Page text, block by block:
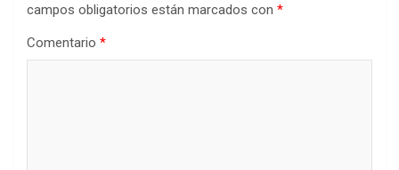
campos obligatorios están marcados con *
Comentario *